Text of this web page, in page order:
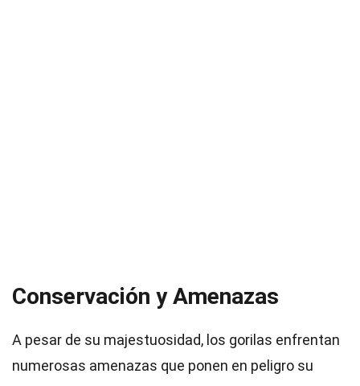
Conservación y Amenazas
A pesar de su majestuosidad, los gorilas enfrentan
numerosas amenazas que ponen en peligro su